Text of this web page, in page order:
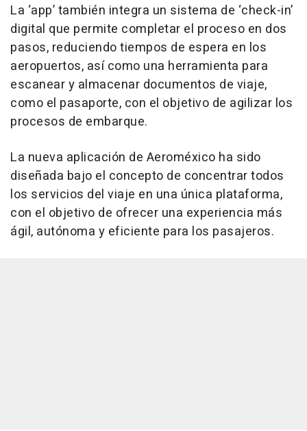
La ‘app’ también integra un sistema de ‘check-in’
digital que permite completar el proceso en dos
pasos, reduciendo tiempos de espera en los
aeropuertos, así como una herramienta para
escanear y almacenar documentos de viaje,
como el pasaporte, con el objetivo de agilizar los
procesos de embarque.
La nueva aplicación de Aeroméxico ha sido
diseñada bajo el concepto de concentrar todos
los servicios del viaje en una única plataforma,
con el objetivo de ofrecer una experiencia más
ágil, autónoma y eficiente para los pasajeros.